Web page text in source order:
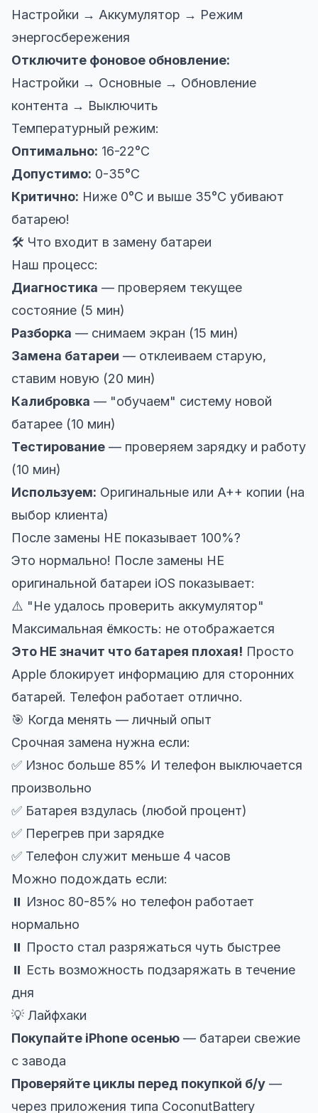
Настройки → Аккумулятор → Режим
энергосбережения
Отключите фоновое обновление:
Настройки → Основные → Обновление
контента → Выключить
Температурный режим:
Оптимально: 16-22°C
Допустимо: 0-35°C
Критично: Ниже 0°C и выше 35°C убивают
батарею!
🛠️ Что входит в замену батареи
Наш процесс:
Диагностика — проверяем текущее
состояние (5 мин)
Разборка — снимаем экран (15 мин)
Замена батареи — отклеиваем старую,
ставим новую (20 мин)
Калибровка — "обучаем" систему новой
батарее (10 мин)
Тестирование — проверяем зарядку и работу
(10 мин)
Используем: Оригинальные или A++ копии (на
выбор клиента)
После замены НЕ показывает 100%?
Это нормально! После замены НЕ
оригинальной батареи iOS показывает:
⚠️ "Не удалось проверить аккумулятор"
Максимальная ёмкость: не отображается
Это НЕ значит что батарея плохая! Просто
Apple блокирует информацию для сторонних
батарей. Телефон работает отлично.
🎯 Когда менять — личный опыт
Срочная замена нужна если:
✅ Износ больше 85% И телефон выключается
произвольно
✅ Батарея вздулась (любой процент)
✅ Перегрев при зарядке
✅ Телефон служит меньше 4 часов
Можно подождать если:
⏸️ Износ 80-85% но телефон работает
нормально
⏸️ Просто стал разряжаться чуть быстрее
⏸️ Есть возможность подзаряжать в течение
дня
💡 Лайфхаки
Покупайте iPhone осенью — батареи свежие
с завода
Проверяйте циклы перед покупкой б/у —
через приложения типа CoconutBattery